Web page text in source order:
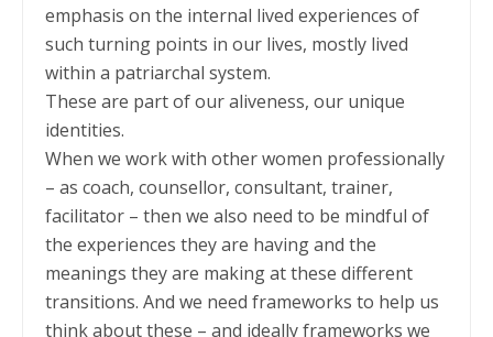
emphasis on the internal lived experiences of
such turning points in our lives, mostly lived
within a patriarchal system.
These are part of our aliveness, our unique
identities.
When we work with other women professionally
– as coach, counsellor, consultant, trainer,
facilitator – then we also need to be mindful of
the experiences they are having and the
meanings they are making at these different
transitions. And we need frameworks to help us
think about these – and ideally frameworks we